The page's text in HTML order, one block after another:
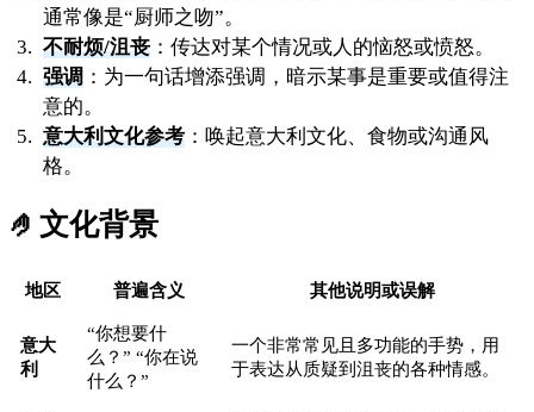
通常像是“厨师之吻”。
不耐烦/沮丧 ：传达对某个情况或人的恼怒或愤怒。
强调 ：为一句话增添强调，暗示某事是重要或值得注
意的。
意大利文化参考 ：唤起意大利文化、食物或沟通风
格。
🤌 文化背景
地区 普遍含义 其他说明或误解
意大
利
“你想要什
么？” “你在说
什么？”
一个非常常见且多功能的手势，用
于表达从质疑到沮丧的各种情感。